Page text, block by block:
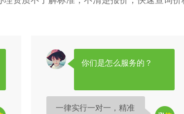
你们是怎么服务的？
一律实行一对一，精准